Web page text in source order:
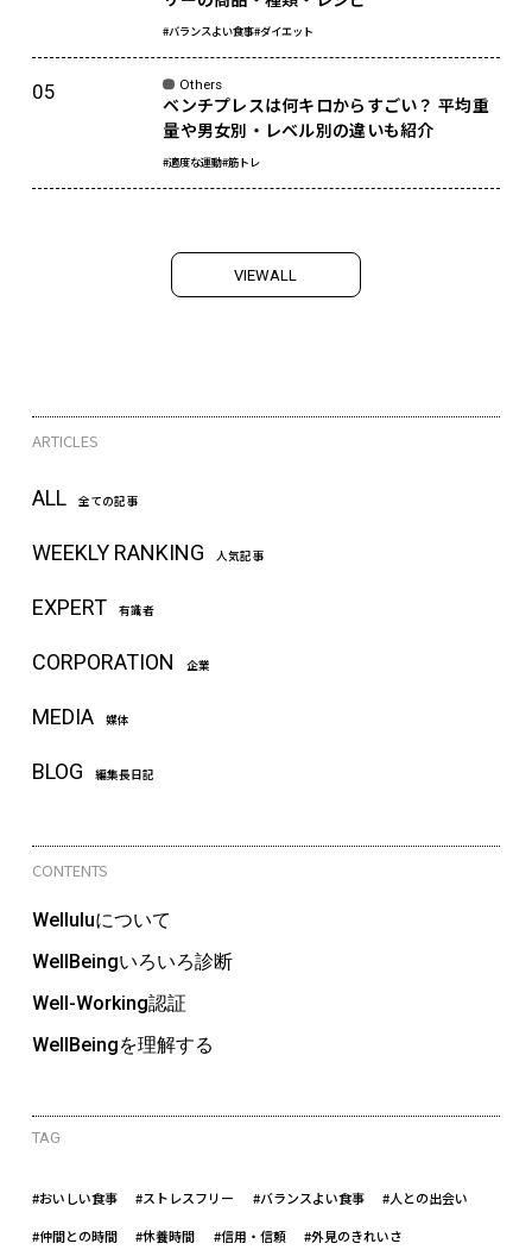
#バランスよい食事#ダイエット
Others
ベンチプレスは何キロからすごい？ 平均重
量や男女別・レベル別の違いも紹介
#適度な運動#筋トレ
VIEWALL
ARTICLES
ALL 全ての記事
WEEKLY RANKING 人気記事
EXPERT 有識者
CORPORATION 企業
MEDIA 媒体
BLOG 編集長日記
CONTENTS
Welluluについて
WellBeingいろいろ診断
Well-Working認証
WellBeingを理解する
TAG
#おいしい食事 #ストレスフリー #バランスよい食事 #人との出会い
#仲間との時間 #休養時間 #信用・信頼 #外見のきれいさ